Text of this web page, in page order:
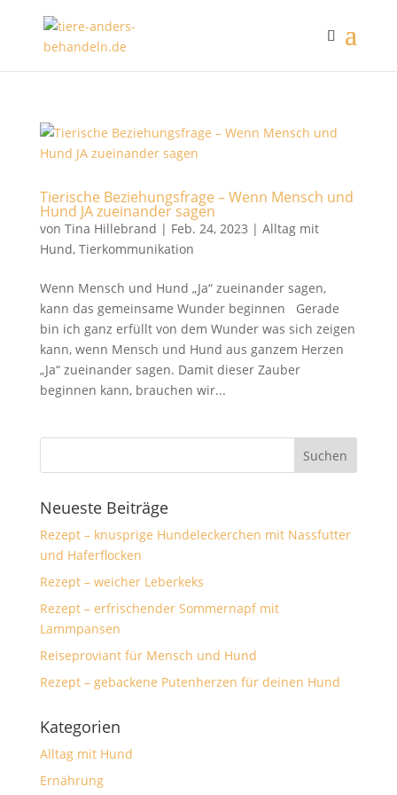
Tierische Beziehungsfrage – Wenn Mensch und
Hund JA zueinander sagen
von Tina Hillebrand | Feb. 24, 2023 | Alltag mit
Hund, Tierkommunikation
Wenn Mensch und Hund „Ja“ zueinander sagen,
kann das gemeinsame Wunder beginnen Gerade
bin ich ganz erfüllt von dem Wunder was sich zeigen
kann, wenn Mensch und Hund aus ganzem Herzen
„Ja“ zueinander sagen. Damit dieser Zauber
beginnen kann, brauchen wir...
Neueste Beiträge
Rezept – knusprige Hundeleckerchen mit Nassfutter
und Haferflocken
Rezept – weicher Leberkeks
Rezept – erfrischender Sommernapf mit
Lammpansen
Reiseproviant für Mensch und Hund
Rezept – gebackene Putenherzen für deinen Hund
Kategorien
Alltag mit Hund
Ernährung